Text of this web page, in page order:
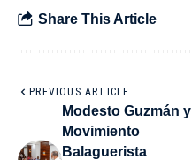
Share This Article
PREVIOUS ARTICLE
Modesto Guzmán y
Movimiento
Balaguerista